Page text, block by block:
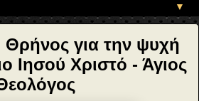
▼
Θρήνος για την ψυχή
Ιησού Χριστό - Άγιος